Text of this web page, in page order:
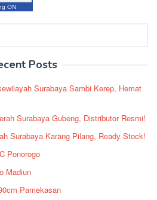
ON
Posts
Surabaya Sambi Kerep, Hemat
Surabaya Gubeng, Distributor Resmi!
Surabaya Karang Pilang, Ready Stock!
Ponorogo
Madiun
Pamekasan